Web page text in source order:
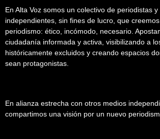
En Alta Voz somos un colectivo de periodistas
independientes, sin fines de lucro, que
periodismo: ético, incómodo, necesario.
ciudadanía informada y activa, visibilizando a
históricamente excluidos y creando espacios
sean protagonistas.
En alianza estrecha con otros medios
compartimos una visión por un nuevo